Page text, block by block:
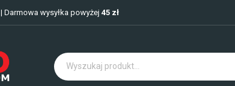
| Darmowa wysyłka powyżej 45 zł